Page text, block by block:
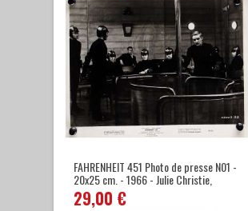
FAHRENHEIT 451 Photo de presse N01 -
20x25 cm. - 1966 - Julie Christie,
François Truffaut
29,00 €